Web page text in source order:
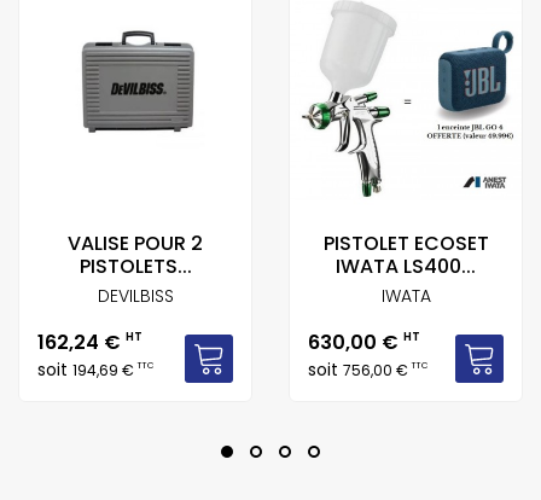
VALISE POUR 2
PISTOLETS...
DEVILBISS
Prix
162,24 € HT
soit 194,69 €TTC
PISTOLET ECOSET
IWATA LS400...
IWATA
Prix
630,00 € HT
soit 756,00 €TTC